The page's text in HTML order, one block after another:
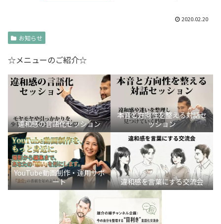
2020.02.20
お知らせ
☆メニューのご紹介☆
違和感の言語化セッション
本音と方向性を整える対話セ
ッション
YouTube動画制作・運用サポ
ート
違和感を言葉にする交流会